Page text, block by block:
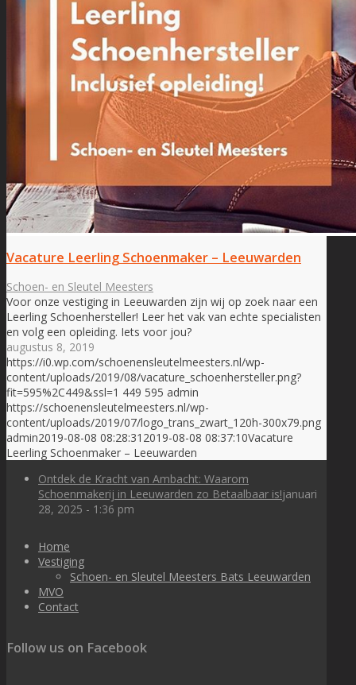
Vacature Leerling Schoenmaker – Leeuwarden
Schoen- en Sleutel Meesters
Voor onze vestiging in Leeuwarden zijn wij op zoek naar een
Leerling Schoenhersteller! Leer het vak van echte specialisten
en volg een opleiding. Iets voor jou?
augustus 8, 2019
https://i0.wp.com/schoenensleutelmeesters.nl/wp-
content/uploads/2019/08/vacature_schoenhersteller.png?
fit=595%2C449&ssl=1 449 595 admin
https://schoenensleutelmeesters.nl/wp-
content/uploads/2019/07/logo_trans_zwart_120h-300x79.png
admin2019-08-08 08:28:31 2019-08-08 08:37:10Vacature
Leerling Schoenmaker – Leeuwarden
Ontdek de Kracht van Ambacht: Waarom
Schoenmakerij in Leeuwarden zo Betaalbaar is!januari
28, 2025 - 1:36 pm
Home
Vestiging
Schoen- en Sleutel Meesters Bats Leeuwarden
MVO
Contact
Follow us on Facebook